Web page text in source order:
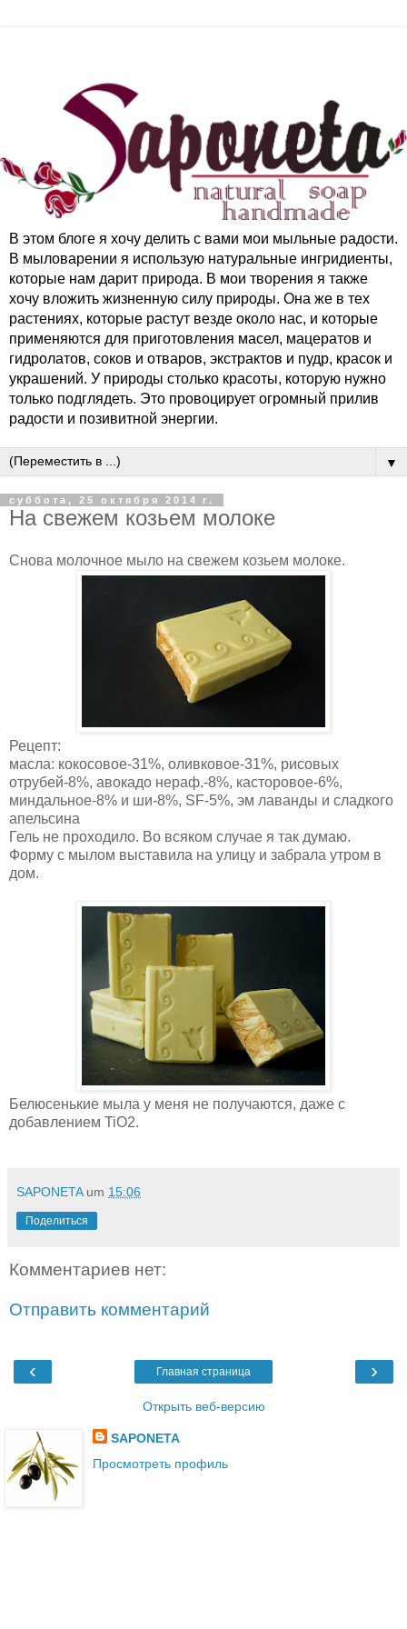
В этом блоге я хочу делить с вами мои мыльные радости.
В мыловарении я использую натуральные ингридиенты,
которые нам дарит природа. В мои творения я также
хочу вложить жизненную силу природы. Она же в тех
растениях, которые растут везде около нас, и которые
применяются для приготовления масел, мацератов и
гидролатов, соков и отваров, экстрактов и пудр, красок и
украшений. У природы столько красоты, которую нужно
только подглядеть. Это провоцирует огромный прилив
радости и позивитной энергии.
▼
суббота, 25 октября 2014 г.
На свежем козьем молоке
Снова молочное мыло на свежем козьем молоке.
Рецепт:
масла: кокосовое-31%, оливковое-31%, рисовых
отрубей-8%, авокадо нераф.-8%, касторовое-6%,
миндальное-8% и ши-8%, SF-5%, эм лаванды и сладкого
апельсина
Гель не проходило. Во всяком случае я так думаю.
Форму с мылом выставила на улицу и забрала утром в
дом.
Белюсенькие мыла у меня не получаются, даже с
добавлением TiO2.
SAPONETA um 15:06
Поделиться
Комментариев нет:
Отправить комментарий
‹ ›
Главная страница
Открыть веб-версию
SAPONETA
Просмотреть профиль